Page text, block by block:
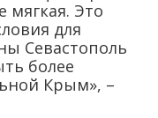
мягкая. Это
для
Севастополь
более
Крым», –